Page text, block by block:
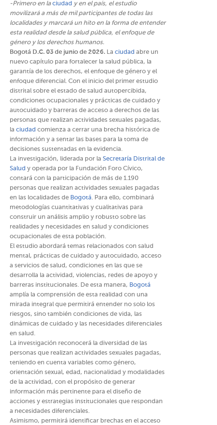
-Primero en la ciudad y en el país, el estudio
movilizará a más de mil participantes de todas las
localidades y marcará un hito en la forma de entender
esta realidad desde la salud pública, el enfoque de
género y los derechos humanos.
Bogotá D.C. 03 de junio de 2026. La ciudad abre un
nuevo capítulo para fortalecer la salud pública, la
garantía de los derechos, el enfoque de género y el
enfoque diferencial. Con el inicio del primer estudio
distrital sobre el estado de salud autopercibida,
condiciones ocupacionales y prácticas de cuidado y
autocuidado y barreras de acceso a derechos de las
personas que realizan actividades sexuales pagadas,
la ciudad comienza a cerrar una brecha histórica de
información y a sentar las bases para la toma de
decisiones sustentadas en la evidencia.
La investigación, liderada por la Secretaría Distrital de
Salud y operada por la Fundación Foro Cívico,
contará con la participación de más de 1.190
personas que realizan actividades sexuales pagadas
en las localidades de Bogotá. Para ello, combinará
metodologías cuantitativas y cualitativas para
construir un análisis amplio y robusto sobre las
realidades y necesidades en salud y condiciones
ocupacionales de esta población.
El estudio abordará temas relacionados con salud
mental, prácticas de cuidado y autocuidado, acceso
a servicios de salud, condiciones en las que se
desarrolla la actividad, violencias, redes de apoyo y
barreras institucionales. De esta manera, Bogotá
amplía la comprensión de esta realidad con una
mirada integral que permitirá entender no solo los
riesgos, sino también condiciones de vida, las
dinámicas de cuidado y las necesidades diferenciales
en salud.
La investigación reconocerá la diversidad de las
personas que realizan actividades sexuales pagadas,
teniendo en cuenta variables como género,
orientación sexual, edad, nacionalidad y modalidades
de la actividad, con el propósito de generar
información más pertinente para el diseño de
acciones y estrategias institucionales que respondan
a necesidades diferenciales.
Asimismo, permitirá identificar brechas en el acceso